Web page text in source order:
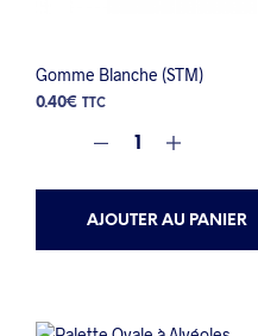
Gomme Blanche (STM)
0.40€ TTC
AJOUTER AU PANIER